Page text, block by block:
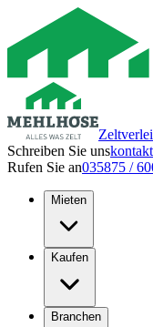
Schreiben Sie uns
Rufen Sie an035875 /
Mieten
Kaufen
Branchen